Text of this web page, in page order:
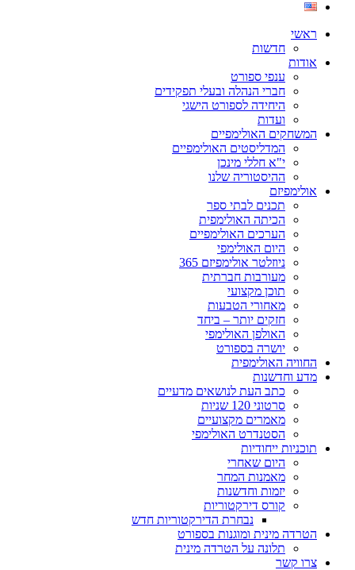
ראשי
חדשות
אודות
ענפי ספורט
חברי הנהלה ובעלי תפקידים
היחידה לספורט הישגי
ועדות
המשחקים האולימפיים
המדליסטים האולימפיים
י"א חללי מינכן
ההיסטוריה שלנו
אולימפיזם
תכנים לבתי ספר
הכיתה האולימפית
הערכים האולימפיים
היום האולימפי
ניוזלטר אולימפיזם 365
מעורבות חברתית
תוכן מקצועי
מאחורי הטבעות
חזקים יותר – ביחד
האולפן האולימפי
יושרה בספורט
החוויה האולימפית
מדע וחדשנות
כתב העת לנושאים מדעיים
סרטוני 120 שניות
מאמרים מקצועיים
הסטנדרט האולימפי
תוכניות ייחודיות
היום שאחרי
מאמנות המחר
יזמות וחדשנות
קורס דירקטוריות
נבחרת הדירקטוריות חדש
הטרדה מינית ומוגנות בספורט
תלונה על הטרדה מינית
צרו קשר